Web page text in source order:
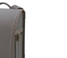
ように
けします。